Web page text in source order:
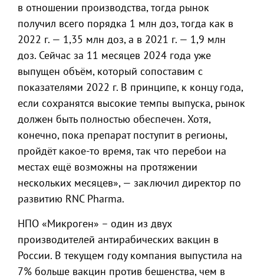
в отношении производства, тогда рынок
получил всего порядка 1 млн доз, тогда как в
2022 г. — 1,35 млн доз, а в 2021 г. — 1,9 млн
доз. Сейчас за 11 месяцев 2024 года уже
выпущен объём, который сопоставим с
показателями 2022 г. В принципе, к концу года,
если сохранятся высокие темпы выпуска, рынок
должен быть полностью обеспечен. Хотя,
конечно, пока препарат поступит в регионы,
пройдёт какое-то время, так что перебои на
местах ещё возможны на протяжении
нескольких месяцев», — заключил директор по
развитию RNC Pharma.
НПО «Микроген» – один из двух
производителей антирабических вакцин в
России. В текущем году компания выпустила на
7% больше вакцин против бешенства, чем в